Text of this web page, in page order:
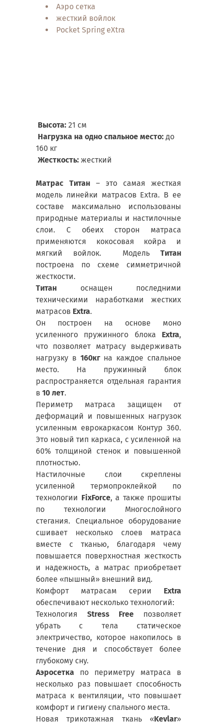
Аэро сетка
жесткий войлок
Pocket Spring eXtra
Высота: 21 см
Нагрузка на одно спальное место: до
160 кг
Жесткость: жесткий
Матрас Титан – это самая жесткая
модель линейки матрасов Extra. В ее
составе максимально использованы
природные материалы и настилочные
слои. С обеих сторон матраса
применяются кокосовая койра и
мягкий войлок. Модель Титан
построена по схеме симметричной
жесткости.
Титан оснащен последними
техническими наработками жестких
матрасов Extra.
Он построен на основе моно
усиленного пружинного блока Extra,
что позволяет матрасу выдерживать
нагрузку в 160кгна каждое спальное
место. На пружинный блок
распространяется отдельная гарантия
в 10 лет.
Периметр матраса защищен от
деформаций и повышенных нагрузок
усиленным еврокаркасом Контур 360.
Это новый тип каркаса, с усиленной на
60% толщиной стенок и повышенной
плотностью.
Настилочные слои скреплены
усиленной термопроклейкой по
технологии FixForce, а также прошиты
по технологии Многослойного
стегания. Специальное оборудование
сшивает несколько слоев матраса
вместе с тканью, благодаря чему
повышается поверхностная жесткость
и надежность, а матрас приобретает
более «пышный» внешний вид.
Комфорт матрасам серии Extra
обеспечивают несколько технологий:
Технология Stress Free позволяет
убрать с тела статическое
электричество, которое накопилось в
течение дня и способствует более
глубокому сну.
Аэросетка по периметру матраса в
несколько раз повышает способность
матраса к вентиляции, что повышает
комфорт и гигиену спального места.
Новая трикотажная ткань «Kevlar»